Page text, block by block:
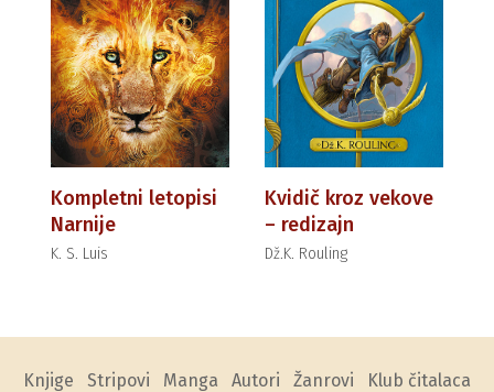
Kompletni letopisi
Narnije
K. S. Luis
Kvidič kroz vekove
– redizajn
Dž.K. Rouling
Knjige Stripovi Manga Autori Žanrovi
Klub čitalaca